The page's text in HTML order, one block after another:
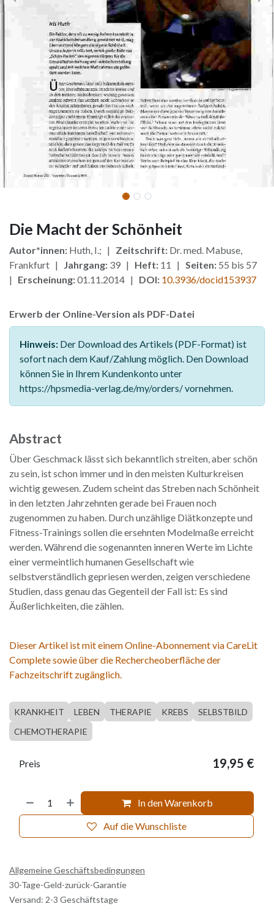
Die Macht der Schönheit
Autor*innen: Huth, I.; | Zeitschrift: Dr. med. Mabuse,
Frankfurt |
Jahrgang: 39 | Heft: 11 | Seiten: 55 bis 57
| Erscheinung:01.11.2014 | DOI: 10.3936/docid153937
Erwerb der Online-Version als PDF-Datei
Hinweis: Der Download des Artikels (PDF-Format) ist
sofort nach dem Kauf/Zahlung möglich. Den Download
können Sie in Ihrem Kundenkonto unter
https://hpsmedia-verlag.de/my/orders/ vornehmen.
Abstract
Über Geschmack lässt sich bekanntlich streiten, aber schön
zu sein, ist schon immer und in den meisten Kulturkreisen
wichtig gewesen. Zudem scheint das Streben nach Schönheit
in den letzten Jahrzehnten gerade bei Frauen noch
zugenommen zu haben. Durch unzählige Diätkonzepte und
Fitness-Trainings sollen die ersehnten Modelmaße erreicht
werden. Während die sogenannten inneren Werte im Lichte
einer vermeintlich humanen Gesellschaft wie
selbstverständlich gepriesen werden, zeigen verschiedene
Studien, dass genau das Gegenteil der Fall ist: Es sind
Äußerlichkeiten, die zählen.
Dieser Artikel ist mit einem Online-Abonnement via CareLit
Complete sowie über die Rechercheoberfläche der
Fachzeitschrift zugänglich.
KRANKHEIT LEBEN THERAPIE KREBS
SELBSTBILD
CHEMOTHERAPIE
In den Warenkorb
Auf die Wunschliste
Preis 19,95 €
Allgemeine Geschäftsbedingungen
30-Tage-Geld-zurück-Garantie
Versand: 2-3 Geschäftstage